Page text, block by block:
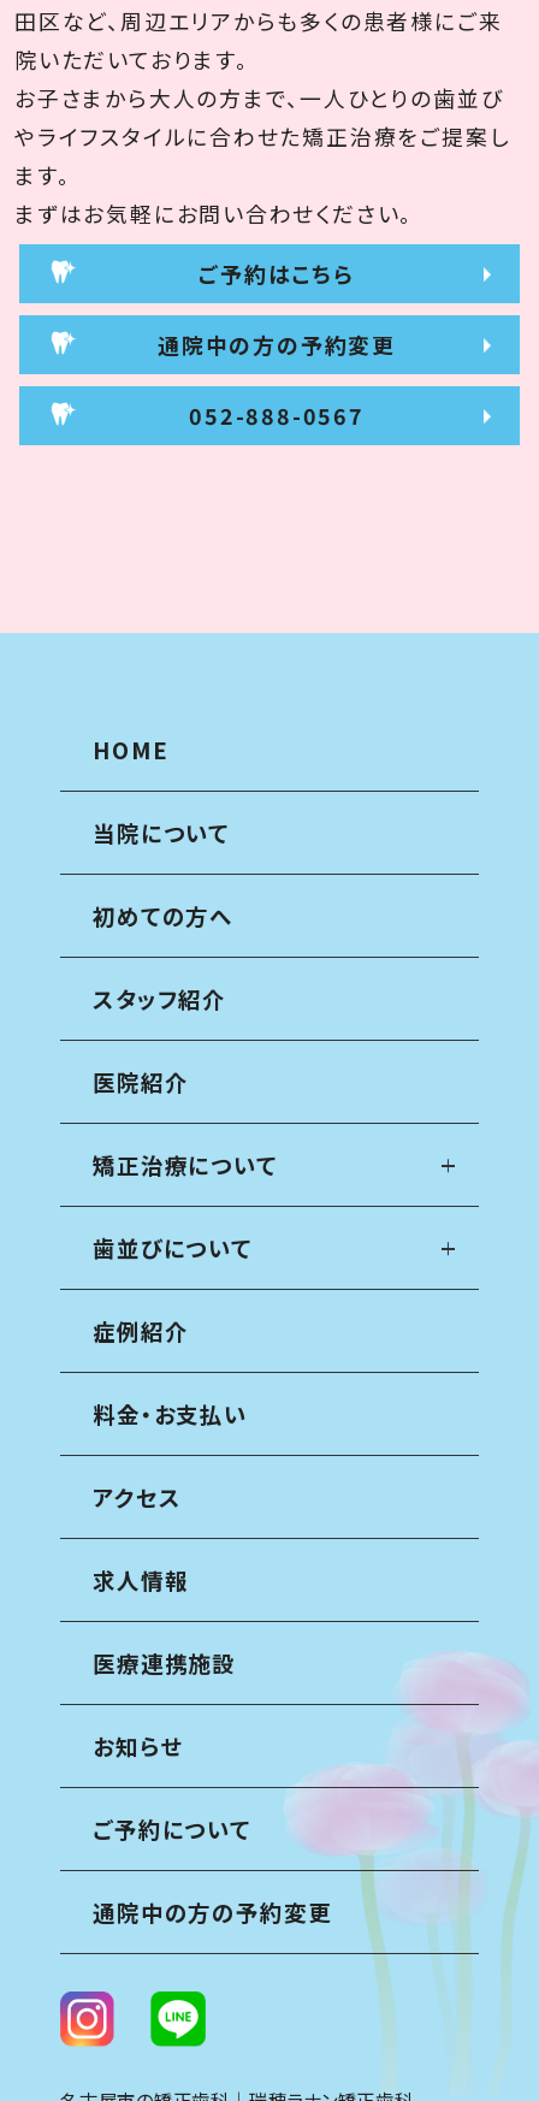
田区など、周辺エリアからも多くの患者様にご来
院いただいております。
お子さまから大人の方まで、一人ひとりの歯並び
やライフスタイルに合わせた矯正治療をご提案し
ます。
まずはお気軽にお問い合わせください。
ご予約はこちら
通院中の方の予約変更
052-888-0567
HOME
当院について
初めての方へ
スタッフ紹介
医院紹介
矯正治療について
歯並びについて
症例紹介
料金・お支払い
アクセス
求人情報
医療連携施設
お知らせ
ご予約について
通院中の方の予約変更